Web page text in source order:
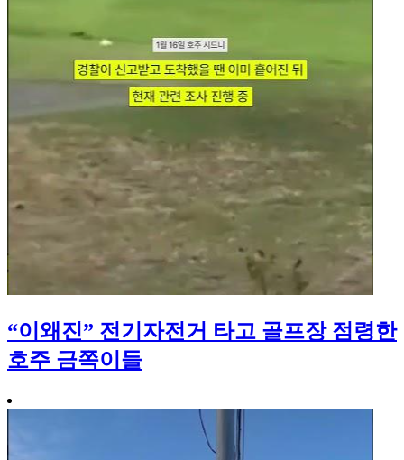
“이왜진” 전기자전거 타고 골프장 점령한
호주 금쪽이들